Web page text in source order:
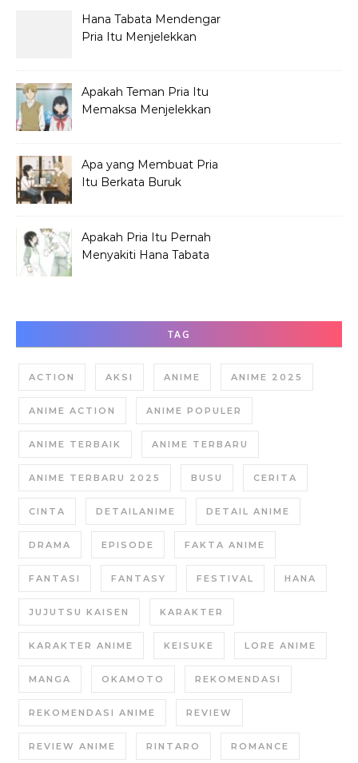
Hana Tabata Mendengar
Pria Itu Menjelekkan
Apakah Teman Pria Itu
Memaksa Menjelekkan
Apa yang Membuat Pria
Itu Berkata Buruk
Apakah Pria Itu Pernah
Menyakiti Hana Tabata
TAG
ACTION AKSI ANIME ANIME 2025
ANIME ACTION ANIME POPULER
ANIME TERBAIK ANIME TERBARU
ANIME TERBARU 2025 BUSU CERITA
CINTA DETAILANIME DETAIL ANIME
DRAMA EPISODE FAKTA ANIME
FANTASI FANTASY FESTIVAL HANA
JUJUTSU KAISEN KARAKTER
KARAKTER ANIME KEISUKE LORE ANIME
MANGA OKAMOTO REKOMENDASI
REKOMENDASI ANIME REVIEW
REVIEW ANIME RINTARO ROMANCE